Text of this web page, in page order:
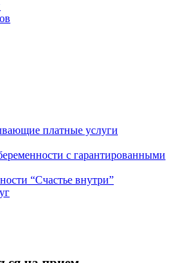
платные услуги
с гарантированными
“Счастье внутри”